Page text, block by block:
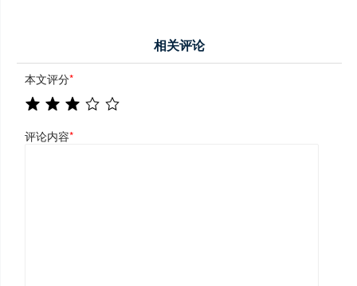
相关评论
本文评分*
评论内容*